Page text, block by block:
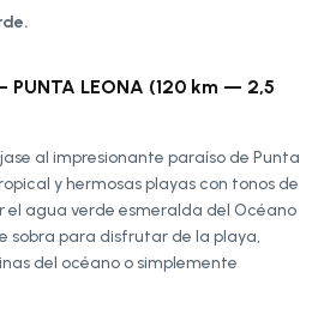
PUNTA LEONA (120 km — 2,5
al impresionante paraíso de Punta
y hermosas playas con tonos de
agua verde esmeralda del Océano
sobra para disfrutar de la playa,
del océano o simplemente